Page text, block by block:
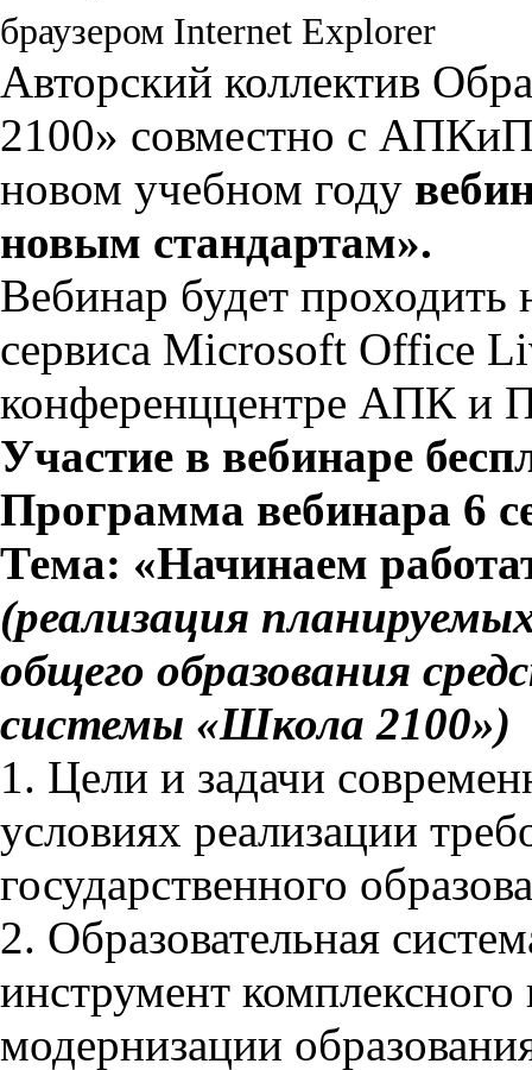
браузером Internet Explorer
Авторский коллектив
2100» совместно с
новом учебном году
новым стандартам».
Вебинар будет проходить
сервиса Microsoft Office
конференццентре АПК
Участие в вебинаре
Программа вебинара 6
Тема: «Начинаем
(реализация
общего образования
системы «Школа 2100»)
1. Цели и задачи
условиях реализации
государственного
2. Образовательная
инструмент
модернизации